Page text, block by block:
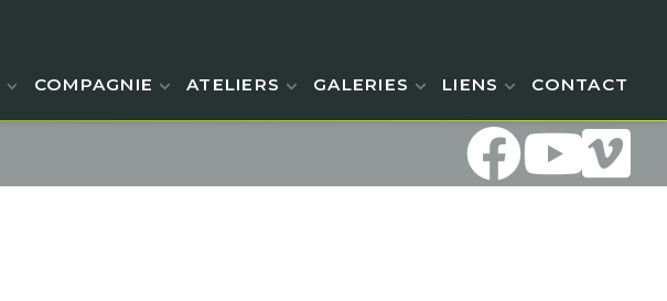
COMPAGNIE ATELIERS GALERIES LIENS CONTACT